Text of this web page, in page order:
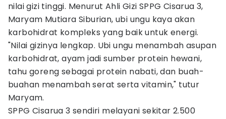
nilai gizi tinggi. Menurut Ahli Gizi SPPG Cisarua 3,
Maryam Mutiara Siburian, ubi ungu kaya akan
karbohidrat kompleks yang baik untuk energi.
"Nilai gizinya lengkap. Ubi ungu menambah asupan
karbohidrat, ayam jadi sumber protein hewani,
tahu goreng sebagai protein nabati, dan buah-
buahan menambah serat serta vitamin," tutur
Maryam.
SPPG Cisarua 3 sendiri melayani sekitar 2.500